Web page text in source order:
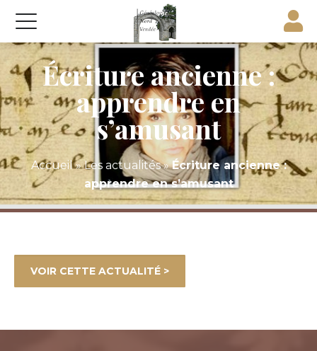
Écriture ancienne :
apprendre en
s’amusant
Accueil»Les actualités»Écriture ancienne :
apprendre en s’amusant
VOIR CETTE ACTUALITÉ >